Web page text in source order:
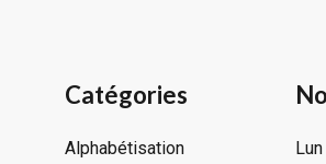
Catégories
Alphabétisation